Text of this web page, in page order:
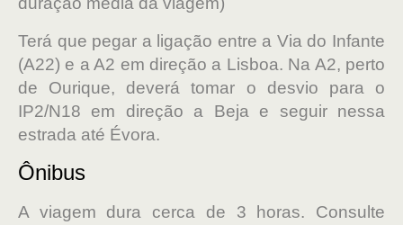
Terá que pegar a ligação entre a Via do Infante
(A22) e a A2 em direção a Lisboa. Na A2, perto
de Ourique, deverá tomar o desvio para o
IP2/N18 em direção a Beja e seguir nessa
estrada até Évora.
Ônibus
A viagem dura cerca de 3 horas. Consulte